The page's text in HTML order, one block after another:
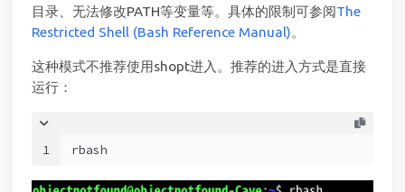
目录、无法修改PATH等变量等。具体的限制可参阅The
Restricted Shell (Bash Reference Manual)。
这种模式不推荐使用shopt进入。推荐的进入方式是直接
运行：
1 rbash